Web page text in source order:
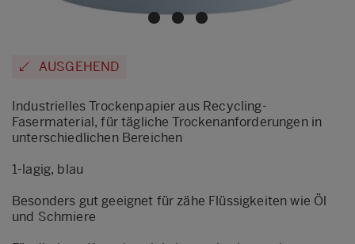
AUSGEHEND
Industrielles Trockenpapier aus Recycling-
Fasermaterial, für tägliche Trockenanforderungen in
unterschiedlichen Bereichen
1-lagig, blau
Besonders gut geeignet für zähe Flüssigkeiten wie Öl
und Schmiere